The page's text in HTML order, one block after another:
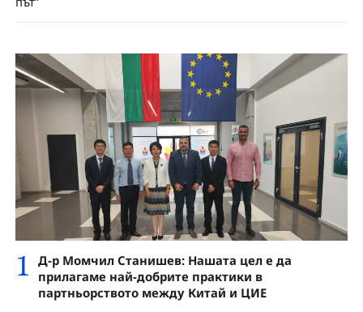
1 Д-р Момчил Станишев: Нашата цел е да
прилагаме най-добрите практики в
партньорството между Китай и ЦИЕ